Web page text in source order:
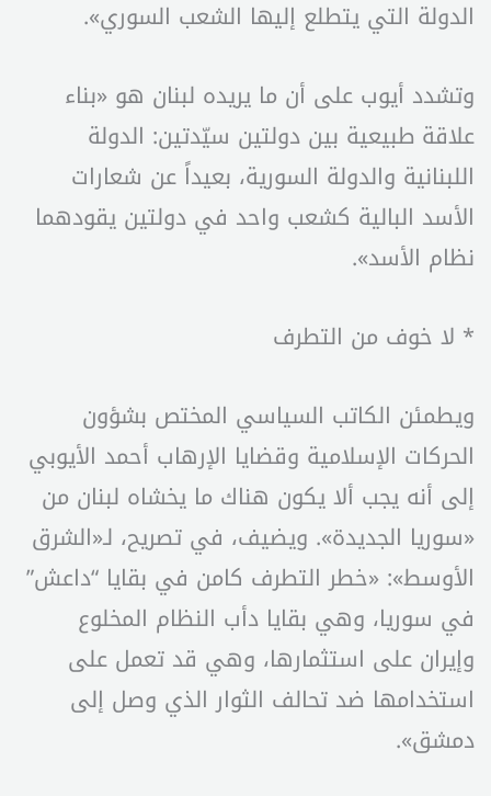
الدولة التي يتطلع إليها الشعب السوري».
وتشدد أيوب على أن ما يريده لبنان هو «بناء
علاقة طبيعية بين دولتين سيّدتين: الدولة
اللبنانية والدولة السورية، بعيداً عن شعارات
الأسد البالية كشعب واحد في دولتين يقودهما
نظام الأسد».
* لا خوف من التطرف
ويطمئن الكاتب السياسي المختص بشؤون
الحركات الإسلامية وقضايا الإرهاب أحمد الأيوبي
إلى أنه يجب ألا يكون هناك ما يخشاه لبنان من
«سوريا الجديدة». ويضيف، في تصريح، لـ«الشرق
الأوسط»: «خطر التطرف كامن في بقايا “داعش”
في سوريا، وهي بقايا دأب النظام المخلوع
وإيران على استثمارها، وهي قد تعمل على
استخدامها ضد تحالف الثوار الذي وصل إلى
دمشق».